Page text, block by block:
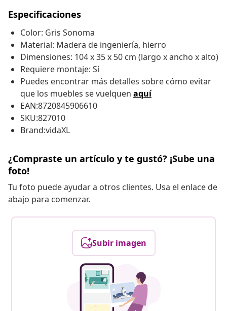
Especificaciones
Color: Gris Sonoma
Material: Madera de ingeniería, hierro
Dimensiones: 104 x 35 x 50 cm (largo x ancho x alto)
Requiere montaje: Sí
Puedes encontrar más detalles sobre cómo evitar
que los muebles se vuelquen aquí
EAN:8720845906610
SKU:827010
Brand:vidaXL
¿Compraste un artículo y te gustó? ¡Sube una
foto!
Tu foto puede ayudar a otros clientes. Usa el enlace de
abajo para comenzar.
Subir imagen